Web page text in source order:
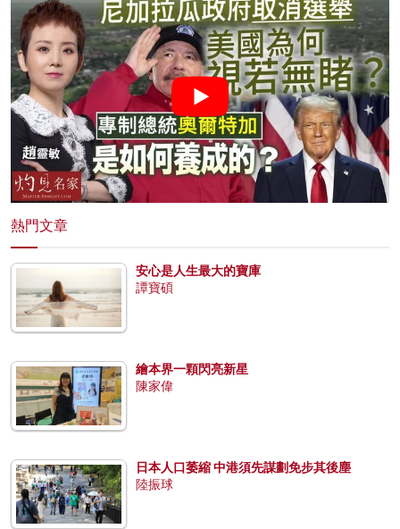
熱門文章
安心是人生最大的寶庫
譚寶碩
繪本界一顆閃亮新星
陳家偉
日本人口萎縮 中港須先謀劃免步其後塵
陸振球